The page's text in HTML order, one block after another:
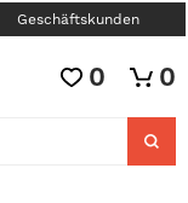
Geschäftskunden
0 0